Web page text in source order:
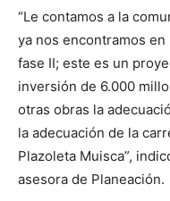
“Le contamos a la
ya nos encontramos
fase II; este es un
inversión de 6.000
otras obras la
la adecuación de la
Plazoleta Muisca”,
asesora de Planeación.